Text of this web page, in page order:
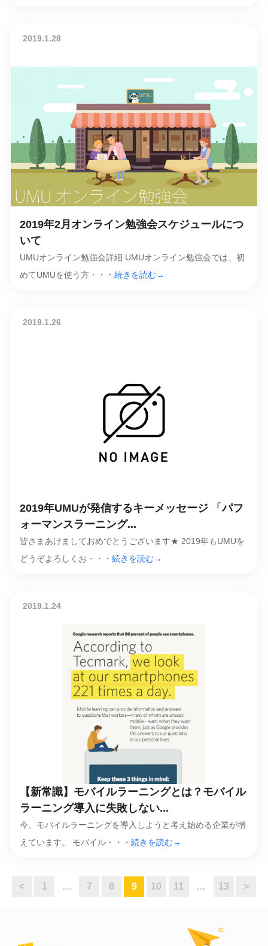
2019.1.28
2019年2月オンライン勉強会スケジュールにつ
いて
UMUオンライン勉強会詳細 UMUオンライン勉強会では、初
めてUMUを使う方・・・ 続きを読む→
2019.1.26
2019年UMUが発信するキーメッセージ 「パフ
ォーマンスラーニング...
皆さまあけましておめでとうございます★ 2019年もUMUを
どうぞよろしくお・・・ 続きを読む→
2019.1.24
【新常識】モバイルラーニングとは？モバイル
ラーニング導入に失敗しない...
今、モバイルラーニングを導入しようと考え始める企業が増
えています。 モバイル・・・ 続きを読む→
< 1 … 7 8 9 10 11 … 13 >